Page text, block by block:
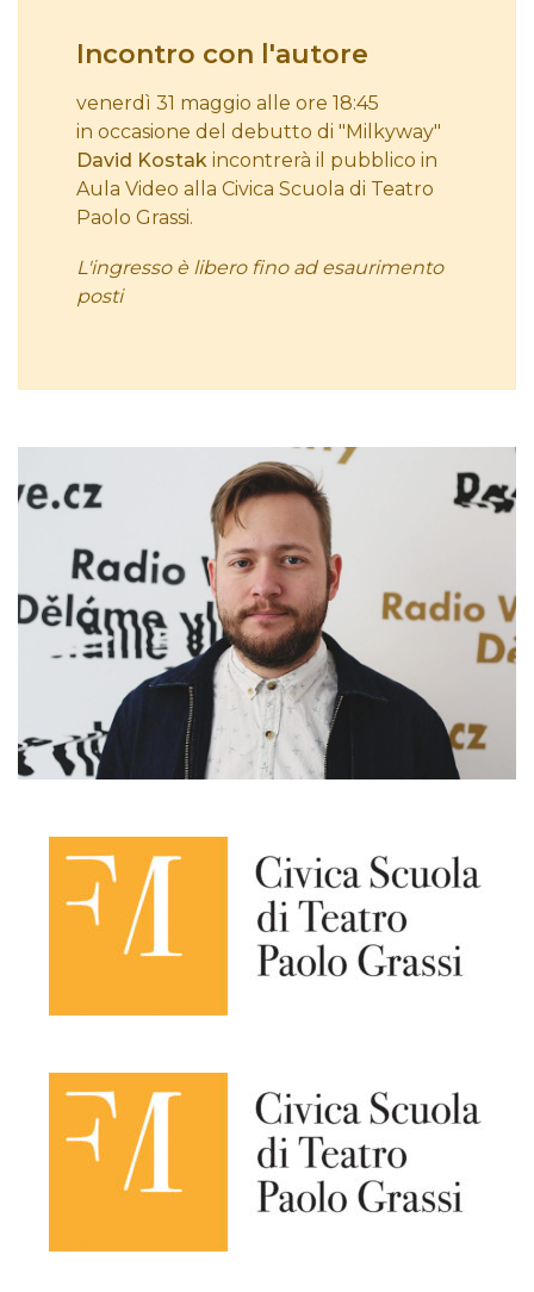
Incontro con l'autore
venerdì 31 maggio alle ore 18:45
in occasione del debutto di "Milkyway"
David Kostak incontrerà il pubblico in
Aula Video alla Civica Scuola di Teatro
Paolo Grassi.
L'ingresso è libero fino ad esaurimento
posti